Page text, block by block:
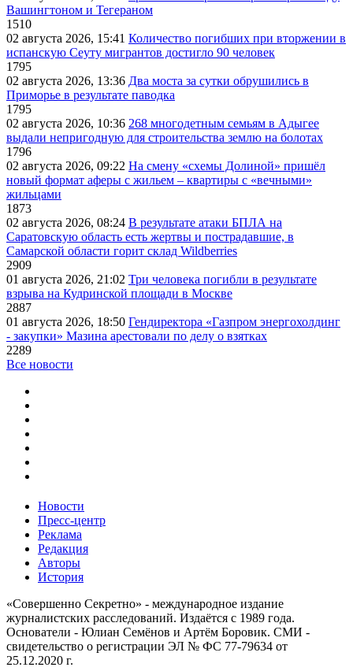
Вашингтоном и Тегераном
1510
02 августа 2026, 15:41 Количество погибших при вторжении в
испанскую Сеуту мигрантов достигло 90 человек
1795
02 августа 2026, 13:36 Два моста за сутки обрушились в
Приморье в результате паводка
1795
02 августа 2026, 10:36 268 многодетным семьям в Адыгее
выдали непригодную для строительства землю на болотах
1796
02 августа 2026, 09:22 На смену «схемы Долиной» пришёл
новый формат аферы с жильем – квартиры с «вечными»
жильцами
1873
02 августа 2026, 08:24 В результате атаки БПЛА на
Саратовскую область есть жертвы и пострадавшие, в
Самарской области горит склад Wildberries
2909
01 августа 2026, 21:02 Три человека погибли в результате
взрыва на Кудринской площади в Москве
2887
01 августа 2026, 18:50 Гендиректора «Газпром энергохолдинг
- закупки» Мазина арестовали по делу о взятках
2289
Все новости
Новости
Пресс-центр
Реклама
Редакция
Авторы
История
«Совершенно Секретно» - международное издание
журналистских расследований. Издаётся с 1989 года.
Основатели - Юлиан Семёнов и Артём Боровик. CМИ -
свидетельство о регистрации ЭЛ № ФС 77-79634 от
25.12.2020 г.